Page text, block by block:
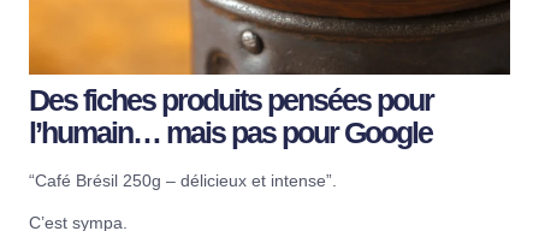
Des fiches produits pensées pour
l’humain… mais pas pour Google
“Café Brésil 250g – délicieux et intense”.
C’est sympa.